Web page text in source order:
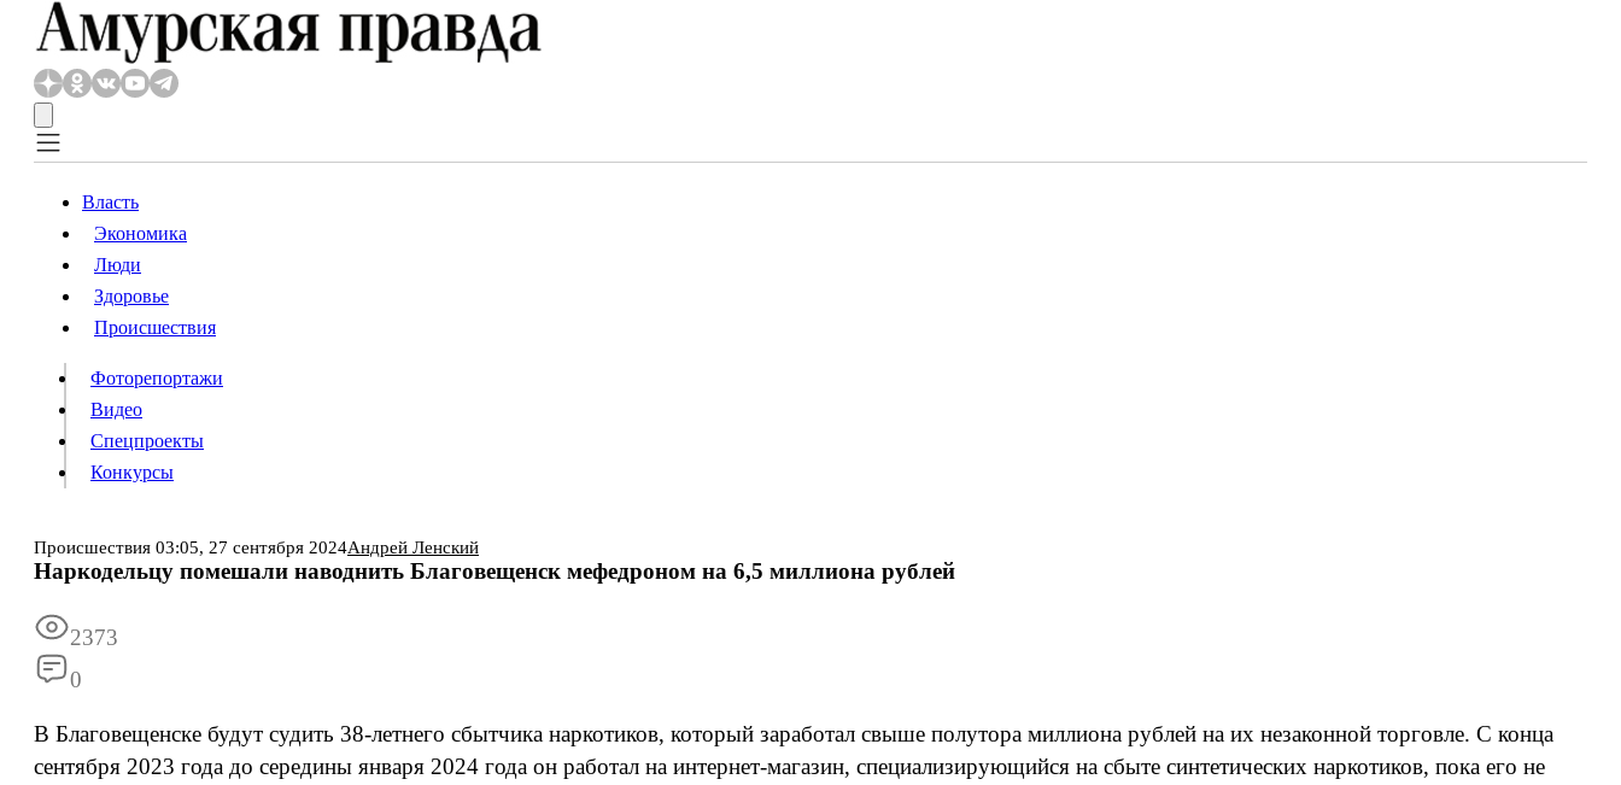
Власть
Происшествия
Видео
Конкурсы
Власть
Экономика
Люди
Здоровье
Происшествия
Фоторепортажи
Видео
Спецпроекты
Конкурсы
Происшествия 03:05, 27 сентября 2024Андрей Ленский
Наркодельцу помешали наводнить Благовещенск мефедроном на 6,5 миллиона рублей
2373
0
В Благовещенске будут судить 38-летнего сбытчика наркотиков, который заработал свыше полутора миллиона рублей на их незаконной торговле. С конца
сентября 2023 года до середины января 2024 года он работал на интернет-магазин, специализирующийся на сбыте синтетических наркотиков, пока его не